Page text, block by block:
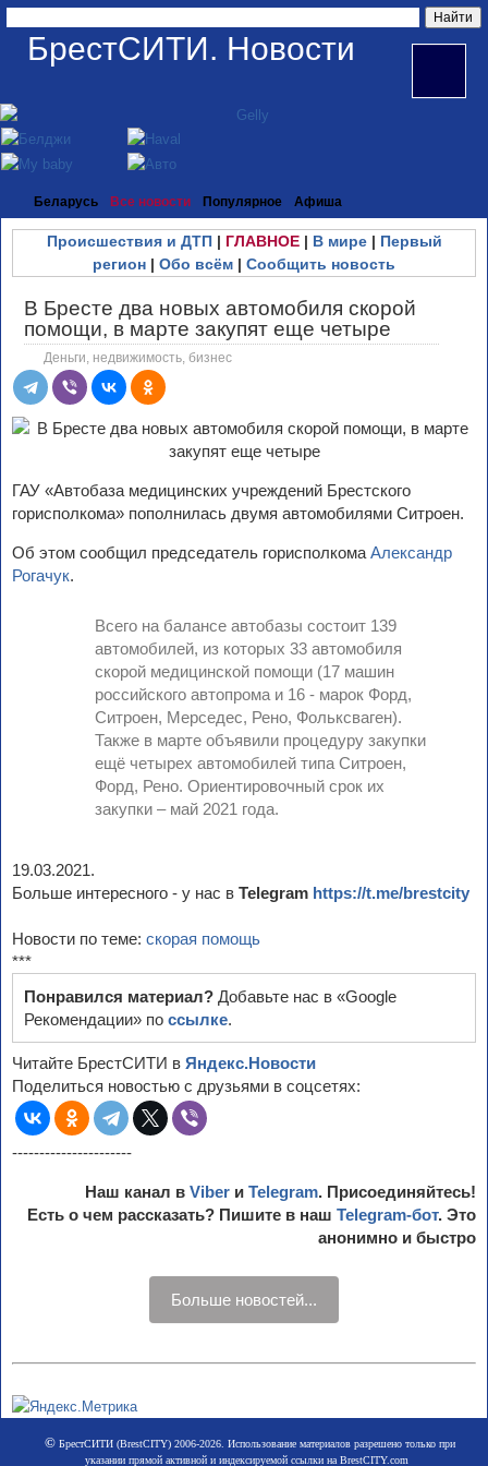
БрестСИТИ. Новости
Беларусь Все новости Популярное Афиша
Происшествия и ДТП| ГЛАВНОЕ| В мире| Первый
регион | Обо всём | Сообщить новость
В Бресте два новых автомобиля скорой
помощи, в марте закупят еще четыре
Деньги, недвижимость, бизнес
ГАУ «Автобаза медицинских учреждений Брестского
горисполкома» пополнилась двумя автомобилями Ситроен.
Об этом сообщил председатель горисполкома Александр
Рогачук.
Всего на балансе автобазы состоит 139
автомобилей, из которых 33 автомобиля
скорой медицинской помощи (17 машин
российского автопрома и 16 - марок Форд,
Ситроен, Мерседес, Рено, Фольксваген).
Также в марте объявили процедуру закупки
ещё четырех автомобилей типа Ситроен,
Форд, Рено. Ориентировочный срок их
закупки – май 2021 года.
19.03.2021.
Больше интересного - у нас в Telegram https://t.me/brestcity
Новости по теме: скорая помощь
***
Понравился материал? Добавьте нас в «Google
Рекомендации» по ссылке.
Читайте БрестСИТИ в Яндекс.Новости
Поделиться новостью с друзьями в соцсетях:
----------------------
Наш канал в Viber и Telegram. Присоединяйтесь!
Есть о чем рассказать? Пишите в наш Telegram-бот. Это
анонимно и быстро
Больше новостей...
©БрестСИТИ (BrestCITY) 2006-2026. Использование материалов разрешено только при
указании прямой активной и индексируемой ссылки на BrestCITY.com